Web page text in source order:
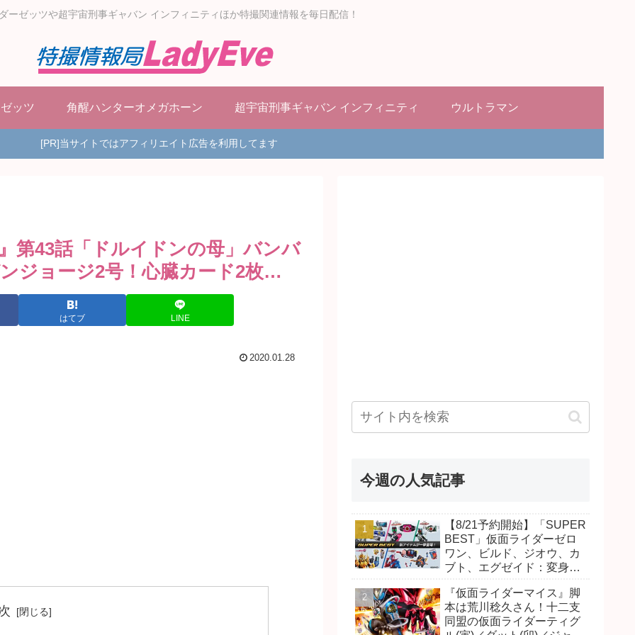
ーゼッツや超宇宙刑事ギャバン インフィニティほか特撮関連情報を毎日配信！
ッツ 角醒ハンターオメガホーン 超宇宙刑事ギャバン インフィニティ ウルトラマン
[PR]当サイトではアフィリエイト広告を利用してます
第43話「ドルイドンの母」バンバ
ジョージ2号！心臓カード2枚…
はてブ LINE
2020.01.28
今週の人気記事
【8/21予約開始】「SUPER
BEST」仮面ライダーゼロ
ワン、ビルド、ジオウ、カ
ブト、エグゼイド：変身ベ
ー、DXネオディケイドライ
バー、DXホッパーゼクター
ほか12点！
『仮面ライダーマイス』脚
本は荒川稔久さん！十二支
同盟の仮面ライダーティグ